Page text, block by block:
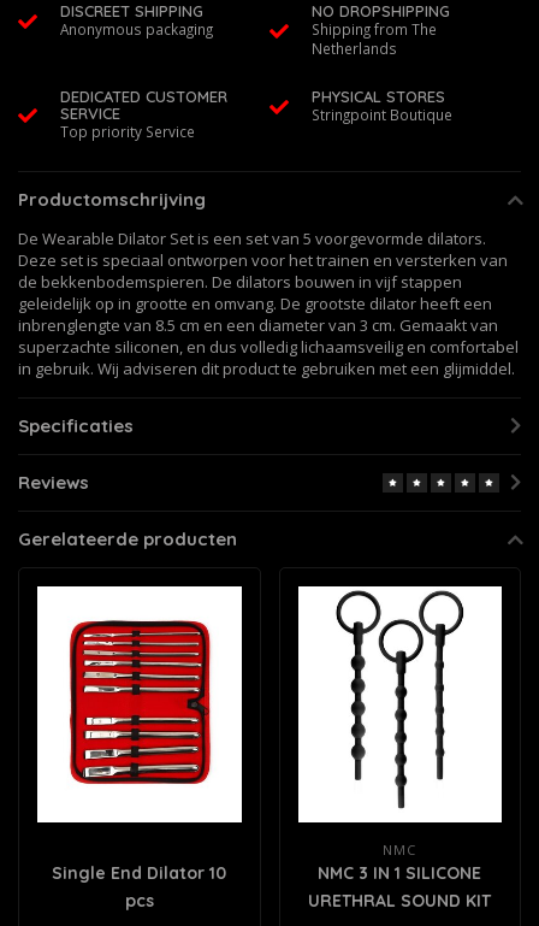
DISCREET SHIPPING
Anonymous packaging
NO DROPSHIPPING
Shipping from The
Netherlands
DEDICATED CUSTOMER
SERVICE
Top priority Service
PHYSICAL STORES
Stringpoint Boutique
Productomschrijving
De Wearable Dilator Set is een set van 5 voorgevormde dilators.
Deze set is speciaal ontworpen voor het trainen en versterken van
de bekkenbodemspieren. De dilators bouwen in vijf stappen
geleidelijk op in grootte en omvang. De grootste dilator heeft een
inbrenglengte van 8.5 cm en een diameter van 3 cm. Gemaakt van
superzachte siliconen, en dus volledig lichaamsveilig en comfortabel
in gebruik. Wij adviseren dit product te gebruiken met een glijmiddel.
Specificaties
Reviews
Gerelateerde producten
Single End Dilator 10
pcs
NMC
NMC 3 IN 1 SILICONE
URETHRAL SOUND KIT